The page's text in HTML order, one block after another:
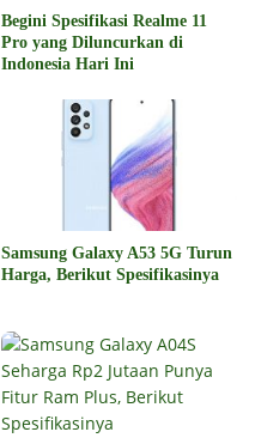
Begini Spesifikasi Realme 11
Pro yang Diluncurkan di
Indonesia Hari Ini
Samsung Galaxy A53 5G Turun
Harga, Berikut Spesifikasinya